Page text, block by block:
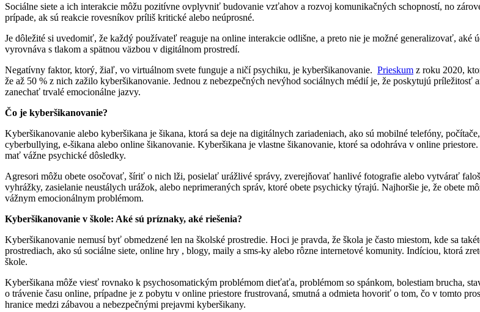
Sociálne siete a ich interakcie môžu pozitívne ovplyvniť budovanie vzťahov a rozvoj komunikačných schopností, no
prípade, ak sú reakcie rovesníkov príliš kritické alebo neúprosné.
Je dôležité si uvedomiť, že každý používateľ reaguje na online interakcie odlišne, a preto nie je možné generalizovať,
vyrovnáva s tlakom a spätnou väzbou v digitálnom prostredí.
Negatívny faktor, ktorý, žiaľ, vo virtuálnom svete funguje a ničí psychiku, je kyberšikanovanie. Prieskum z roku 2020,
že až 50 % z nich zažilo kyberšikanovanie. Jednou z nebezpečných nevýhod sociálnych médií je, že poskytujú
zanechať trvalé emocionálne jazvy.
Čo je kyberšikanovanie?
Kyberšikanovanie alebo kyberšikana je šikana, ktorá sa deje na digitálnych zariadeniach, ako sú mobilné telefóny,
cyberbullying, e-šikana alebo online šikanovanie. Kyberšikana je vlastne šikanovanie, ktoré sa odohráva v online
mať vážne psychické dôsledky.
Agresori môžu obete osočovať, šíriť o nich lži, posielať urážlivé správy, zverejňovať hanlivé fotografie alebo vytvárať
vyhrážky, zasielanie neustálych urážok, alebo neprimeraných správ, ktoré obete psychicky týrajú. Najhoršie je, že obete
vážnym emocionálnym problémom.
Kyberšikanovanie v škole: Aké sú príznaky, aké riešenia?
Kyberšikanovanie nemusí byť obmedzené len na školské prostredie. Hoci je pravda, že škola je často miestom, kde sa
prostrediach, ako sú sociálne siete, online hry , blogy, maily a sms-ky alebo rôzne internetové komunity. Indíciou, ktorá
škole.
Kyberšikana môže viesť rovnako k psychosomatickým problémom dieťaťa, problémom so spánkom, bolestiam brucha,
o trávenie času online, prípadne je z pobytu v online priestore frustrovaná, smutná a odmieta hovoriť o tom, čo v tomto
hranice medzi zábavou a nebezpečnými prejavmi kyberšikany.